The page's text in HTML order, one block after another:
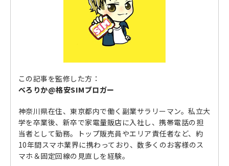
この記事を監修した方：
べろりか@格安SIMブロガー
神奈川県在住、東京都内で働く副業サラリーマン。私立大
学を卒業後、新卒で家電量販店に入社し、携帯電話の担
当者として勤務。トップ販売員やエリア責任者など、約
10年間スマホ業界に携わっており、数多くのお客様のス
マホ＆固定回線の見直しを経験。